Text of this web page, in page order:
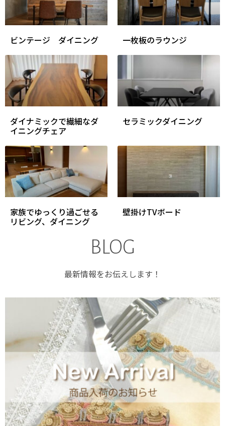
ビンテージ ダイニング 一枚板のラウンジ
ダイナミックで繊細なダ
イニングチェア
セラミックダイニング
家族でゆっくり過ごせる
リビング、ダイニング
壁掛けTVボード
BLOG
最新情報をお伝えします！